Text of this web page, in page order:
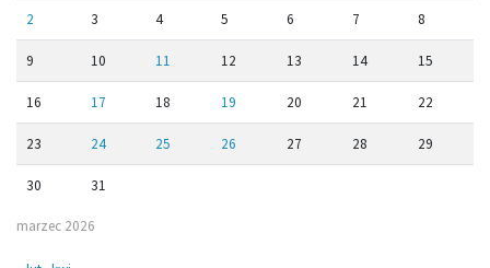
marzec 2026
2 3 4 5 6 7 8
9 10 11 12 13 14 15
16 17 18 19 20 21 22
23 24 25 26 27 28 29
30 31